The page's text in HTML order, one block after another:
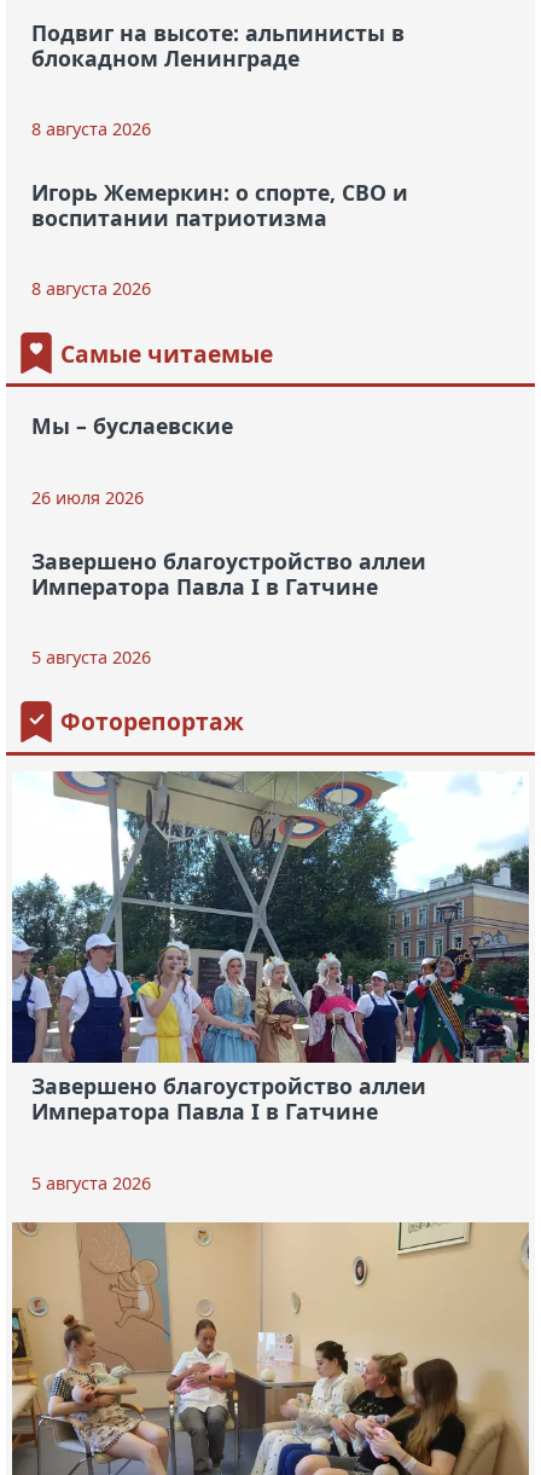
Подвиг на высоте: альпинисты в
блокадном Ленинграде
8 августа 2026
Игорь Жемеркин: о спорте, СВО и
воспитании патриотизма
8 августа 2026
Самые читаемые
Мы – буслаевские
26 июля 2026
Завершено благоустройство аллеи
Императора Павла I в Гатчине
5 августа 2026
Фоторепортаж
Завершено благоустройство аллеи
Императора Павла I в Гатчине
5 августа 2026